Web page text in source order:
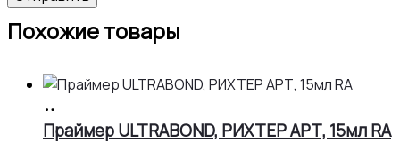
Похожие товары
корзину
Праймер ULTRABOND, РИХТЕР АРТ, 15мл RA